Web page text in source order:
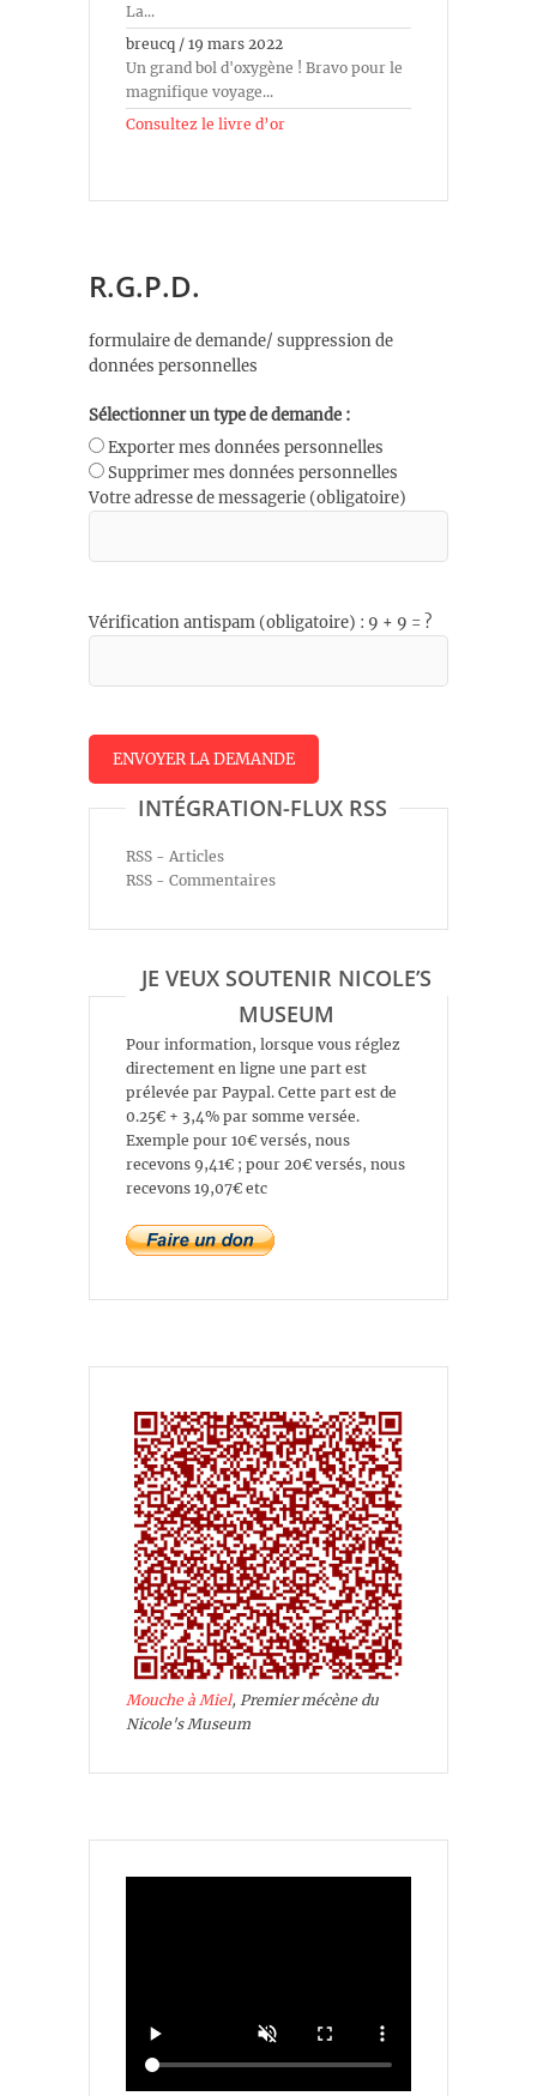
La...
breucq / 19 mars 2022
Un grand bol d'oxygène ! Bravo pour le
magnifique voyage...
Consultez le livre d’or
R.G.P.D.
formulaire de demande/ suppression de
données personnelles
Sélectionner un type de demande :
Exporter mes données personnelles
Supprimer mes données personnelles
Votre adresse de messagerie (obligatoire)
Vérification antispam (obligatoire) : 9 + 9 = ?
INTÉGRATION-FLUX RSS
RSS - Articles
RSS - Commentaires
JE VEUX SOUTENIR NICOLE’S
MUSEUM
Pour information, lorsque vous réglez
directement en ligne une part est
prélevée par Paypal. Cette part est de
0.25€ + 3,4% par somme versée.
Exemple pour 10€ versés, nous
recevons 9,41€ ; pour 20€ versés, nous
recevons 19,07€ etc
Mouche à Miel, Premier mécène du
Nicole's Museum